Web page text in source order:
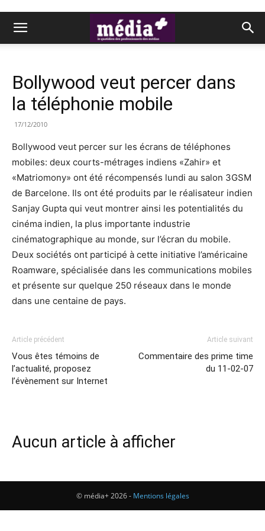
Bollywood veut percer dans
la téléphonie mobile
17/12/2010
Bollywood veut percer sur les écrans de téléphones
mobiles: deux courts-métrages indiens «Zahir» et
«Matriomony» ont été récompensés lundi au salon 3GSM
de Barcelone. Ils ont été produits par le réalisateur indien
Sanjay Gupta qui veut montrer ainsi les potentialités du
cinéma indien, la plus importante industrie
cinématographique au monde, sur l’écran du mobile.
Deux sociétés ont participé à cette initiative l’américaine
Roamware, spécialisée dans les communications mobiles
et présente sur quelque 250 réseaux dans le monde
dans une centaine de pays.
Article précédent
Vous êtes témoins de
l’actualité, proposez
l’évènement sur Internet
Article suivant
Commentaire des prime time
du 11-02-07
Aucun article à afficher
© média+ 2026 - Mentions légales